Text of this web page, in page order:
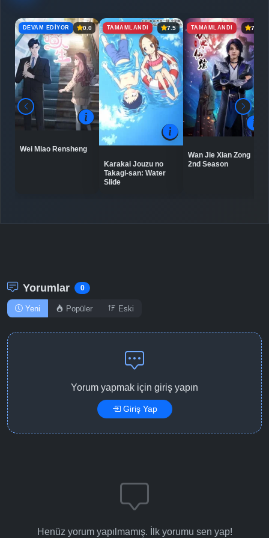
Bölüm No: 7 Detaylar İzle
Bölüm No: 8 Detaylar İzle
Bölüm No: 9 Detaylar İzle
Detaylar
DEVAM EDIYOR 0.0
Wei Miao Rensheng
TAMAMLANDI 7.5
Karakai Jouzu no
Takagi-san: Water
Slide
TAMAMLANDI 7.2
Wan Jie Xian Zong
2nd Season
Yorumlar 0
Yeni Popüler Eski
Yorum yapmak için giriş yapın
Giriş Yap
Henüz yorum yapılmamış. İlk yorumu sen yap!